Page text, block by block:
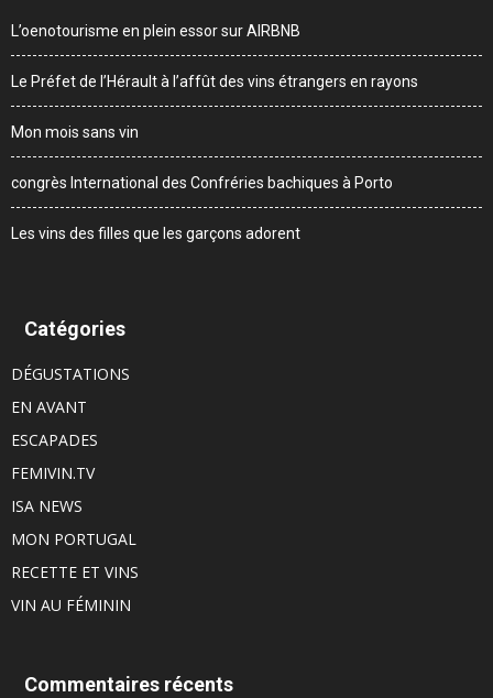
L’oenotourisme en plein essor sur AIRBNB
Le Préfet de l’Hérault à l’affût des vins étrangers en rayons
Mon mois sans vin
congrès International des Confréries bachiques à Porto
Les vins des filles que les garçons adorent
Catégories
DÉGUSTATIONS
EN AVANT
ESCAPADES
FEMIVIN.TV
ISA NEWS
MON PORTUGAL
RECETTE ET VINS
VIN AU FÉMININ
Commentaires récents